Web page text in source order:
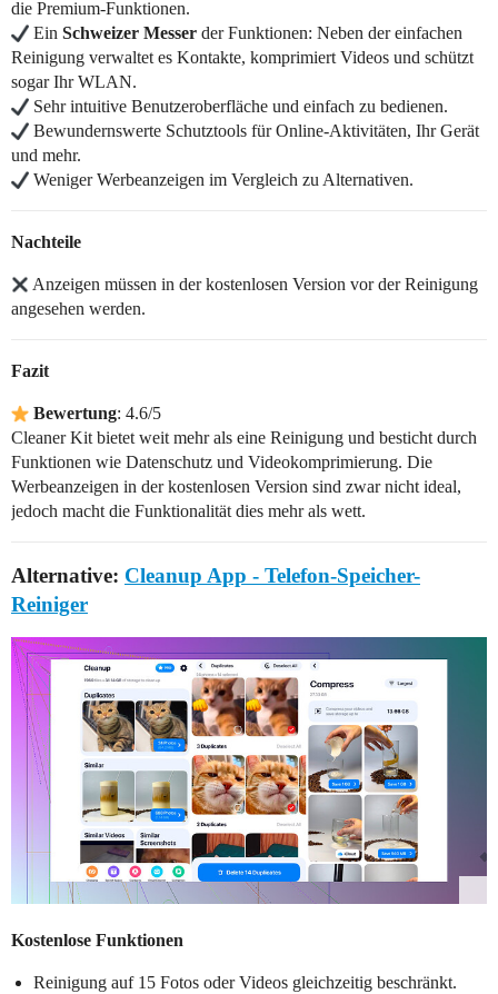
die Premium-Funktionen.
Ein Schweizer Messer der Funktionen: Neben der einfachen
Reinigung verwaltet es Kontakte, komprimiert Videos und schützt
sogar Ihr WLAN.
Sehr intuitive Benutzeroberfläche und einfach zu bedienen.
Bewundernswerte Schutztools für Online-Aktivitäten, Ihr Gerät
und mehr.
Weniger Werbeanzeigen im Vergleich zu Alternativen.
Nachteile
Anzeigen müssen in der kostenlosen Version vor der Reinigung
angesehen werden.
Fazit
Bewertung: 4.6/5
Cleaner Kit bietet weit mehr als eine Reinigung und besticht durch
Funktionen wie Datenschutz und Videokomprimierung. Die
Werbeanzeigen in der kostenlosen Version sind zwar nicht ideal,
jedoch macht die Funktionalität dies mehr als wett.
Alternative: Cleanup App - Telefon-Speicher-
Reiniger
Kostenlose Funktionen
Reinigung auf 15 Fotos oder Videos gleichzeitig beschränkt.